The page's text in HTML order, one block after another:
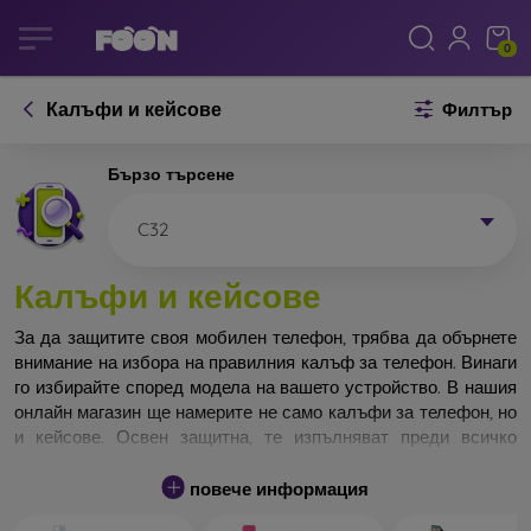
0
Калъфи и кейсове Филтър
Бързо търсене
C32
Калъфи и кейсове
За да защитите своя мобилен телефон, трябва да обърнете
внимание на избора на правилния калъф за телефон. Винаги
го избирайте според модела на вашето устройство. В нашия
онлайн магазин ще намерите не само калъфи за телефон, но
и кейсове. Освен защитна, те изпълняват преди всичко
Кейса за телефон може да бъде наречен и заден капак. Той е
повече информация